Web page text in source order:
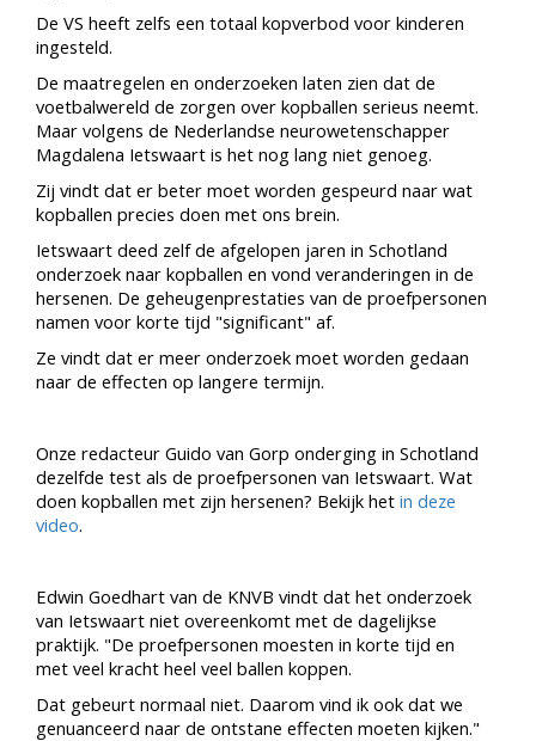
De VS heeft zelfs een totaal kopverbod voor kinderen
ingesteld.
De maatregelen en onderzoeken laten zien dat de
voetbalwereld de zorgen over kopballen serieus neemt.
Maar volgens de Nederlandse neurowetenschapper
Magdalena Ietswaart is het nog lang niet genoeg.
Zij vindt dat er beter moet worden gespeurd naar wat
kopballen precies doen met ons brein.
Ietswaart deed zelf de afgelopen jaren in Schotland
onderzoek naar kopballen en vond veranderingen in de
hersenen. De geheugenprestaties van de proefpersonen
namen voor korte tijd "significant" af.
Ze vindt dat er meer onderzoek moet worden gedaan
naar de effecten op langere termijn.
Onze redacteur Guido van Gorp onderging in Schotland
dezelfde test als de proefpersonen van Ietswaart. Wat
doen kopballen met zijn hersenen? Bekijk het in deze
video.
Edwin Goedhart van de KNVB vindt dat het onderzoek
van Ietswaart niet overeenkomt met de dagelijkse
praktijk. "De proefpersonen moesten in korte tijd en
met veel kracht heel veel ballen koppen.
Dat gebeurt normaal niet. Daarom vind ik ook dat we
genuanceerd naar de ontstane effecten moeten kijken."